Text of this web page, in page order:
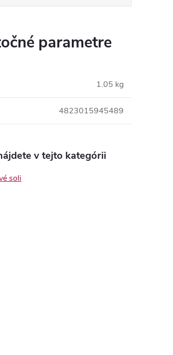
parametre
1.05 kg
4823015945489
v tejto kategórii
soli